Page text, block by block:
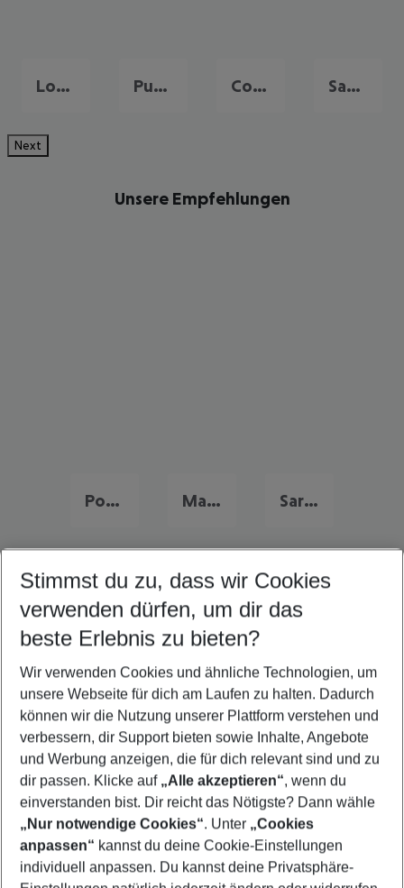
Los Christianos Puerto de la Cruz Costa Adeje Santa Cruz de Tenerife
Next
Unsere Empfehlungen
Portugal Urlaub Malta Urlaub Sardinien Urlaub
Quicklinks
Familienurlaub Teneriffa
Frübucher Angebote Teneriffa für 2026
Flug & Hotel Teneriffa
Last Minute Teneriffa
Urlaub Teneriffa
Footer
Footer navigation
Über uns
Stimmst du zu, dass wir Cookies
verwenden dürfen, um dir das
beste Erlebnis zu bieten?
Wir verwenden Cookies und ähnliche Technologien, um
unsere Webseite für dich am Laufen zu halten. Dadurch
können wir die Nutzung unserer Plattform verstehen und
verbessern, dir Support bieten sowie Inhalte, Angebote
und Werbung anzeigen, die für dich relevant sind und zu
dir passen. Klicke auf „Alle akzeptieren“, wenn du
einverstanden bist. Dir reicht das Nötigste? Dann wähle
„Nur notwendige Cookies“. Unter „Cookies
anpassen“ kannst du deine Cookie-Einstellungen
individuell anpassen. Du kannst deine Privatsphäre-